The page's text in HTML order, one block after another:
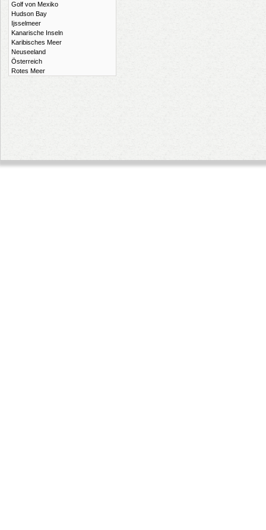
Golf von Mexiko
Hudson Bay
Ijsselmeer
Kanarische Inseln
Karibisches Meer
Neuseeland
Österreich
Rotes Meer